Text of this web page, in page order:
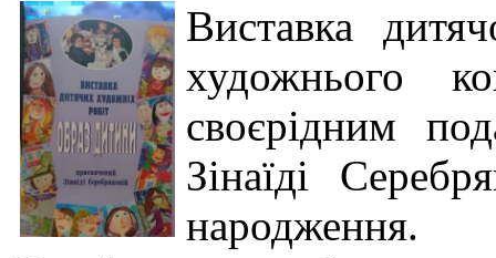
Виставка
художнього
своєрідним
Зінаїді